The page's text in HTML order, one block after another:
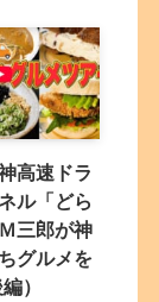
高速ドラ
ル「どら
三郎が神
グルメを
）